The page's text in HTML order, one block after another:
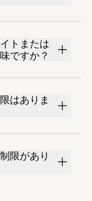
トまたは
ですか？
はありま
限があり